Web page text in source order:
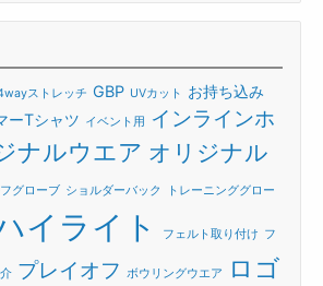
ストレッチ GBP UVカット
お持ち込み
ーTシャツ イベント用
インラインホ
ナルウエア オリジナル
グローブ ショルダーバック トレーニンググロー
イライト フェルト取り付け フ
プレイオフ ボウリングウエア ロゴ